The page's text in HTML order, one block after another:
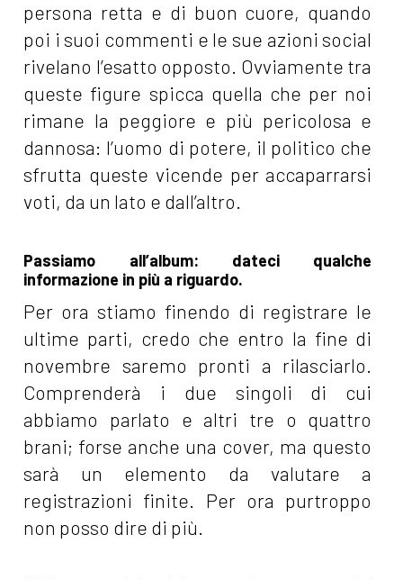
persona retta e di buon cuore, quando
poi i suoi commenti e le sue azioni social
rivelano l’esatto opposto. Ovviamente tra
queste figure spicca quella che per noi
rimane la peggiore e più pericolosa e
dannosa: l’uomo di potere, il politico che
sfrutta queste vicende per accaparrarsi
voti, da un lato e dall’altro.
Passiamo all’album: dateci qualche
informazione in più a riguardo.
Per ora stiamo finendo di registrare le
ultime parti, credo che entro la fine di
novembre saremo pronti a rilasciarlo.
Comprenderà i due singoli di cui
abbiamo parlato e altri tre o quattro
brani; forse anche una cover, ma questo
sarà un elemento da valutare a
registrazioni finite. Per ora purtroppo
non posso dire di più.